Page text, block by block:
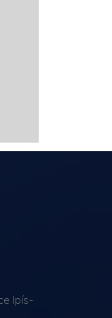
Ipís-